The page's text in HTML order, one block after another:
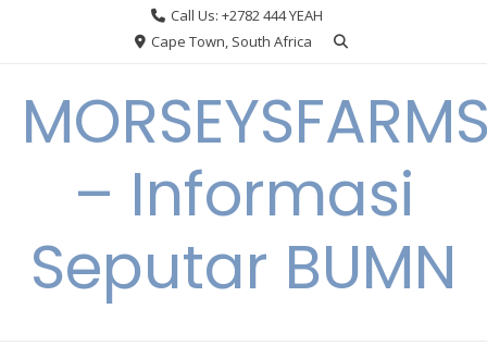
Call Us: +2782 444 YEAH
Cape Town, South Africa
– Informasi
Seputar BUMN